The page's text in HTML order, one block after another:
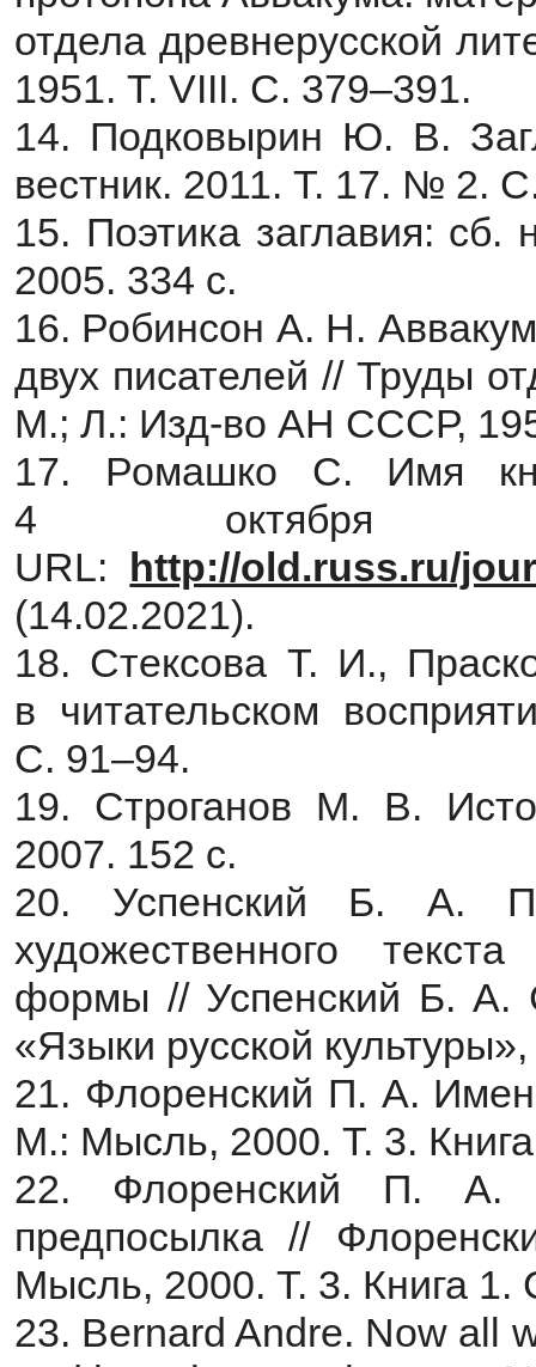
отдела древнерусской
1951. Т. VIII. С. 379–391.
14. Подковырин Ю. В.
вестник. 2011. Т. 17. № 2.
15. Поэтика заглавия:
2005. 334 с.
16. Робинсон А. Н.
двух писателей // Труды
М.; Л.: Изд-во АН СССР,
17. Ромашко С. Имя
4 октября
URL:
http://old.russ.ru/
(14.02.2021).
18. Стексова Т. И.,
в читательском
С. 91–94.
19. Строганов М. В.
2007. 152 с.
20. Успенский Б. А.
художественного
формы // Успенский Б. А.
«Языки русской
21. Флоренский П. А.
М.: Мысль, 2000. Т. 3.
22. Флоренский П. А.
предпосылка //
Мысль, 2000. Т. 3. Книга 1.
23. Bernard Andre. Now all